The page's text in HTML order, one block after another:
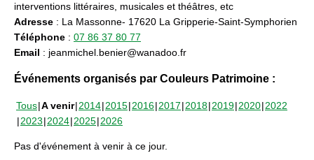
interventions littéraires, musicales et théâtres, etc
Adresse : La Massonne- 17620 La Gripperie-Saint-Symphorien
Téléphone : 07 86 37 80 77
Email : jeanmichel.benier@wanadoo.fr
Événements organisés par Couleurs Patrimoine :
Tous A venir 2014 2015 2016 2017 2018 2019 2020 2022
2023 2024 2025 2026
Pas d'événement à venir à ce jour.